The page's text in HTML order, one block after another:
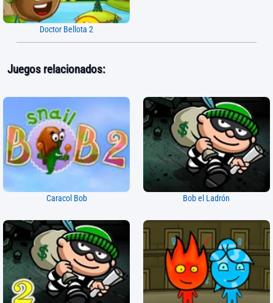
Doctor Bellota 2
Juegos relacionados:
Caracol Bob Bob el Ladrón